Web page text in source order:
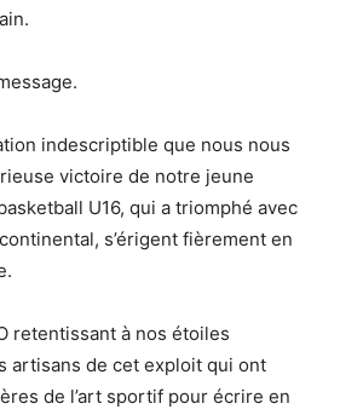
indescriptible que nous nous
victoire de notre jeune
U16, qui a triomphé avec
s’érigent fièrement en
retentissant à nos étoiles
artisans de cet exploit qui ont
de l’art sportif pour écrire en